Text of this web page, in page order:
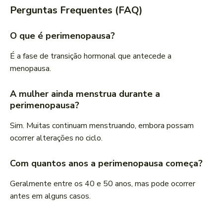
Perguntas Frequentes (FAQ)
O que é perimenopausa?
É a fase de transição hormonal que antecede a
menopausa.
A mulher ainda menstrua durante a
perimenopausa?
Sim. Muitas continuam menstruando, embora possam
ocorrer alterações no ciclo.
Com quantos anos a perimenopausa começa?
Geralmente entre os 40 e 50 anos, mas pode ocorrer
antes em alguns casos.